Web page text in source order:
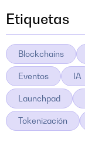
Etiquetas
Blockchains
Eventos IA
Launchpad
Tokenización